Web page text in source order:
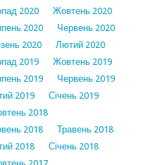
2020
Жовтень 2020
2020
Червень 2020
2020
Лютий 2020
2019
Жовтень 2019
2019
Червень 2019
2019
Січень 2019
2018
2018
Травень 2018
2018
Січень 2018